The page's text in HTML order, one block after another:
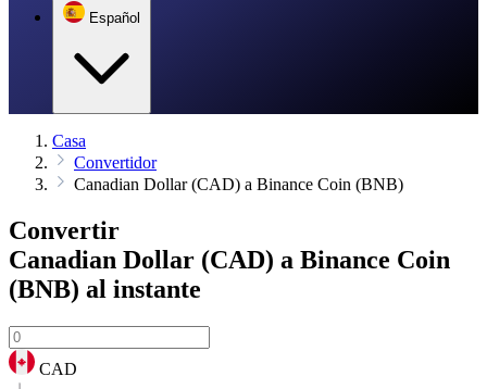
Español
Casa
Convertidor
Canadian Dollar (CAD) a Binance Coin (BNB)
Convertir
Canadian Dollar (CAD) a Binance Coin
(BNB) al instante
CAD